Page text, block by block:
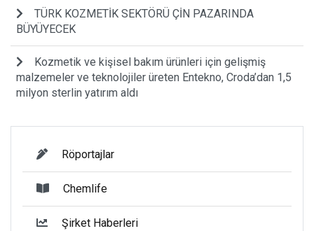
TÜRK KOZMETİK SEKTÖRÜ ÇİN PAZARINDA
BÜYÜYECEK
Kozmetik ve kişisel bakım ürünleri için gelişmiş
malzemeler ve teknolojiler üreten Entekno, Croda’dan 1,5
milyon sterlin yatırım aldı
Röportajlar
Chemlife
Şirket Haberleri